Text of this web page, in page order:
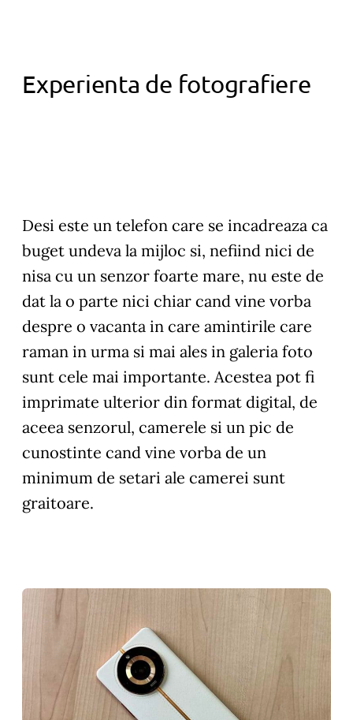
Experienta de fotografiere
Desi este un telefon care se incadreaza ca
buget undeva la mijloc si, nefiind nici de
nisa cu un senzor foarte mare, nu este de
dat la o parte nici chiar cand vine vorba
despre o vacanta in care amintirile care
raman in urma si mai ales in galeria foto
sunt cele mai importante. Acestea pot fi
imprimate ulterior din format digital, de
aceea senzorul, camerele si un pic de
cunostinte cand vine vorba de un
minimum de setari ale camerei sunt
graitoare.